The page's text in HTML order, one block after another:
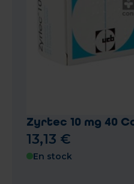
Zyrtec 10 mg 40
13,13 €
En stock